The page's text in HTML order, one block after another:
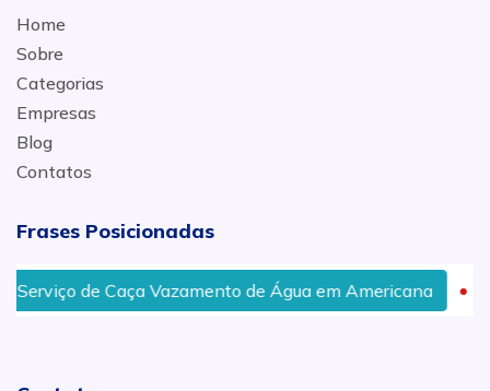
Home
Sobre
Categorias
Empresas
Blog
Contatos
Frases Posicionadas
de Caça Vazamento de Água em Americana